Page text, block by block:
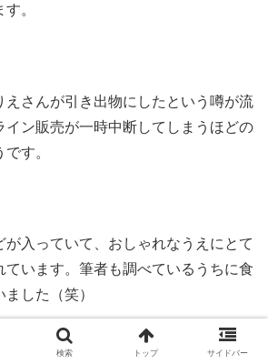
。
えさんが引き出物にしたという噂が流
イン販売が一時中断してしまうほどの
す。
が入っていて、おしゃれなうえにとて
ています。筆者も調べているうちに食
した（笑）
検索 トップ サイドバー